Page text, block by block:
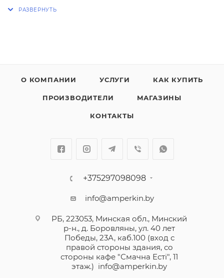
DRX дополнительными аксессуарами (смотрите
вкладку «Аксессуары»)
– 25 000 коммутационных операций.
Автоматические выключатели серии DRX работают
до + 70 °C и не нуждаются в понижении
номинального тока при температурах до 50 °C.
В серию DRX входят автоматические выключатели с
термомагнитным расцепителем на токи до 630А,
предназначенные для защиты электроустановок от
О КОМПАНИИ УСЛУГИ КАК КУПИТЬ
ПРОИЗВОДИТЕЛИ МАГАЗИНЫ
КОНТАКТЫ
+375297098098
info@amperkin.by
РБ, 223053, Минская обл., Минский
р-н., д. Боровляны, ул. 40 лет
Победы, 23А, каб.100 (вход с
правой стороны здания, со
стороны кафе "Смачна Естi", 11
этаж.) info@amperkin.by